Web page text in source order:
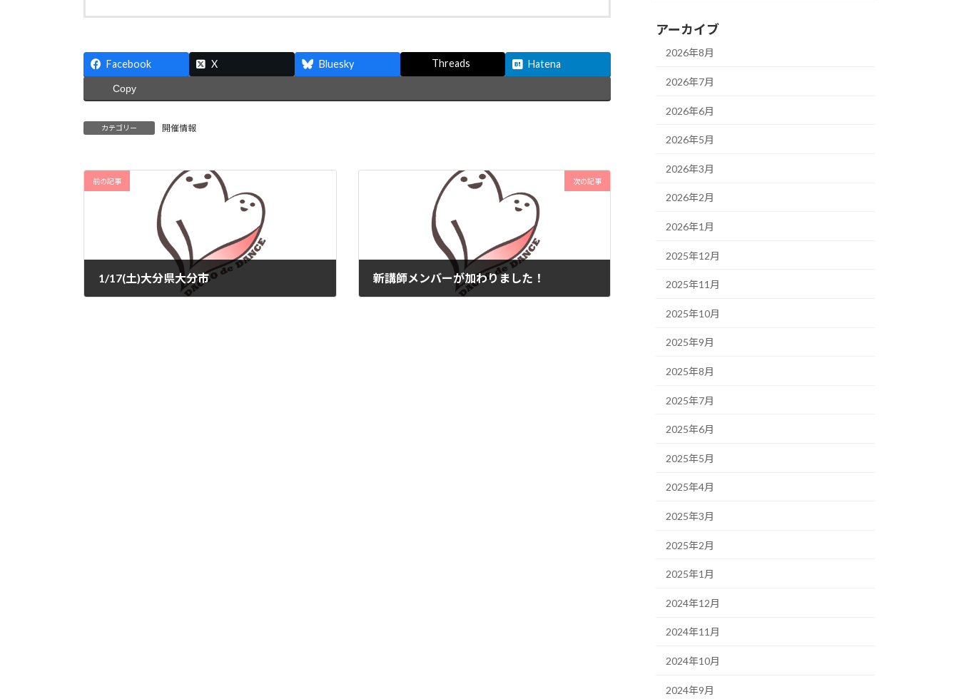
Facebook X Bluesky Threads Hatena
Copy
カテゴリー 開催情報
前の記事
1/17(土)大分県大分市
次の記事
新講師メンバーが加わりました！
アーカイブ
2026年8月
2026年7月
2026年6月
2026年5月
2026年3月
2026年2月
2026年1月
2025年12月
2025年11月
2025年10月
2025年9月
2025年8月
2025年7月
2025年6月
2025年5月
2025年4月
2025年3月
2025年2月
2025年1月
2024年12月
2024年11月
2024年10月
2024年9月